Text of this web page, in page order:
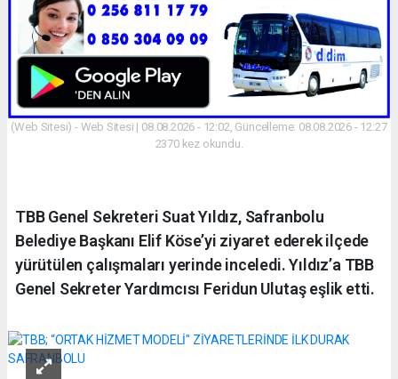
(Web Sitesi) - Web Sitesi | 08.08.2026 - 12:02, Güncelleme: 08.08.2026 - 12:27
2370 kez okundu.
TBB Genel Sekreteri Suat Yıldız, Safranbolu
Belediye Başkanı Elif Köse’yi ziyaret ederek ilçede
yürütülen çalışmaları yerinde inceledi. Yıldız’a TBB
Genel Sekreter Yardımcısı Feridun Ulutaş eşlik etti.